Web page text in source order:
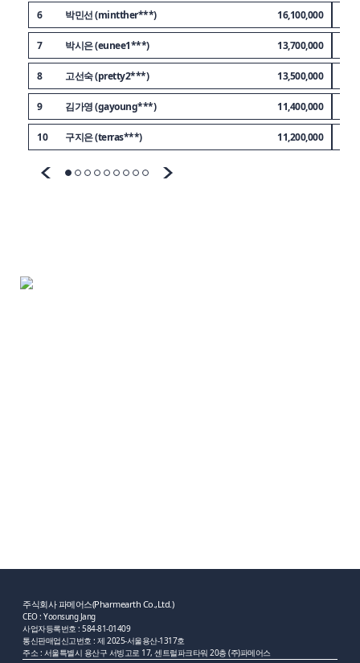
6 박민선 (mintther***) 16,100,000
7 박시은 (eunee1***) 13,700,000
8 고선숙 (pretty2***) 13,500,000
9 김가영 (gayoung***) 11,400,000
10 구지은 (terras***) 11,200,000
주식회사 파메어스(Pharmearth Co.,Ltd.)
CEO : Yoonsung Jang
사업자등록번호 : 584-81-01409
통신판매업신고번호 : 제 2025-서울용산-1317호
주소 : 서울특별시 용산구 서빙고로 17, 센트럴파크타워 20층 (주)파메어스